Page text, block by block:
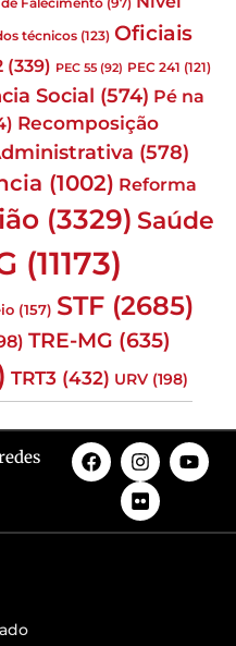
Falecimento (97)
técnicos (123) Oficiais
(339) PEC 55 (92) PEC 241 (121)
Social (574) Pé na
Recomposição
(578)
(1002) Reforma
(3329) Saúde
(11173)
(157) STF (2685)
TRE-MG (635)
TRT3 (432) URV (198)